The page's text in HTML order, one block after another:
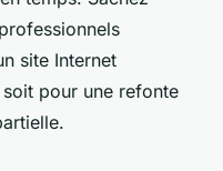
site Internet
pour une refonte